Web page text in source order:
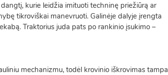
kurie leidžia imituoti techninę priežiūrą ar
tikroviškai manevruoti. Galinėje dalyje įrengta
Traktorius juda pats po rankinio įsukimo –
mechanizmu, todėl krovinio iškrovimas tampa